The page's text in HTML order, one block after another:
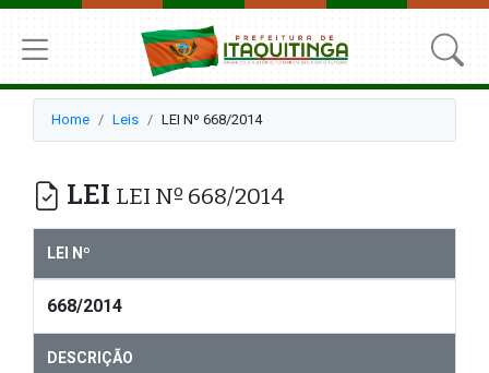
Home Leis LEI Nº 668/2014
LEI LEI Nº 668/2014
LEI Nº
668/2014
DESCRIÇÃO